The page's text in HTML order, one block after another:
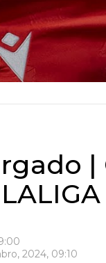
|
2024, 09:10